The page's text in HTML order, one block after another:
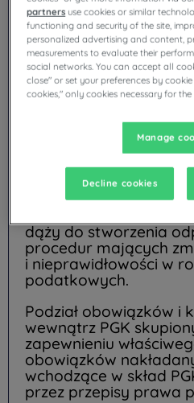
PGK Louvre Hotels
podatkowe jako część
odpowiedzialności
Hotels stawia sobie
spłacanie
właściwej kwocie oraz
wynikającym z
z przekonaniem, że
odpowiedniej
czasie stanowi
do społeczeństwa, w
którego zasoby
PGK Louvre Hotels
dąży do stworzenia
procedur mających
i nieprawidłowości w
podatkowych.
Podział obowiązków i
wewnątrz PGK
zapewnieniu
obowiązków
wchodzące w skład
przez przepisy prawa
partners use cookies or similar
functioning and security of the site,
personalized advertising and content,
measurements to evaluate their
social networks. You can accept all
close" or set your preferences by
cookies," only cookies necessary for
Manage
Decline cookies